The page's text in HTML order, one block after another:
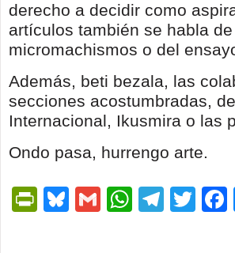
derecho a decidir como
artículos también se habla
micromachismos o del
Además, beti bezala, las
secciones acostumbradas,
Internacional, Ikusmira o las
Ondo pasa, hurrengo arte.
PrintFriendly
Bluesky
Gmail